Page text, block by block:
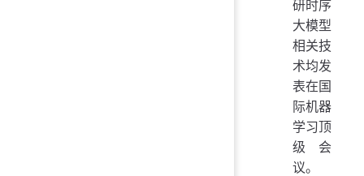
研时序
大模型
相关技
术均发
表在国
际机器
学习顶
级会
议。